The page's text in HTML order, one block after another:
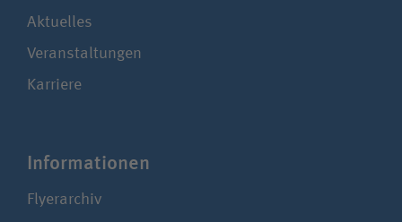
Aktuelles
Veranstaltungen
Karriere
Infor­ma­tionen
Flyerarchiv